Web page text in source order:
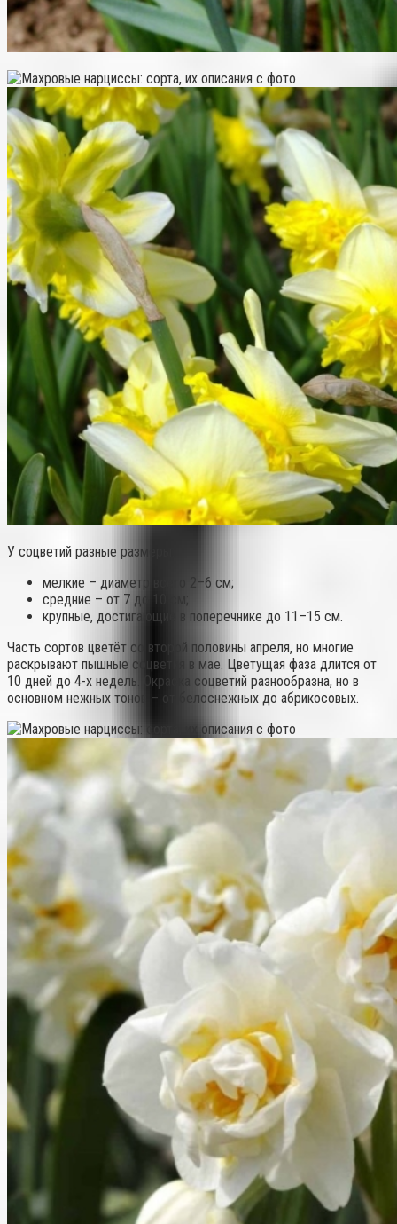
У соцветий разные размеры
мелкие – диаметр всего 2–6 см;
средние – от 7 до 10 см;
крупные, достигающие в поперечнике до 11–15 см.
Часть сортов цветёт со второй половины апреля, но многие
раскрывают пышные соцветия в мае. Цветущая фаза длится от
10 дней до 4-х недель. Окраска соцветий разнообразна, но в
основном нежных тонов – от белоснежных до абрикосовых.